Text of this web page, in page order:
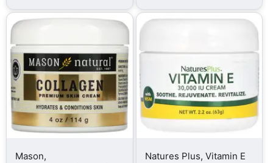
Mason,
Natures Plus, Vitamin E